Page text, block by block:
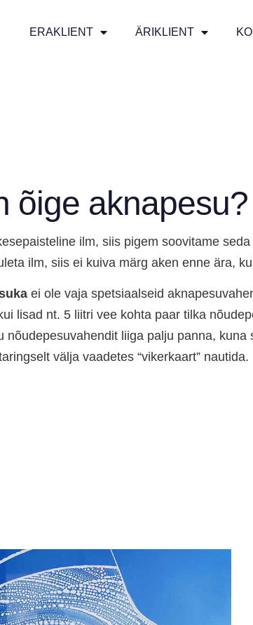
ERAKLIENT ÄRIKLIENT
õige aknapesu?
ilm, siis pigem soovitame
ilm, siis ei kuiva märg aken enne ära,
ei ole vaja spetsiaalseid
lisad nt. 5 liitri vee kohta paar tilka
nõudepesuvahendit liiga palju panna,
välja vaadetes “vikerkaart” nautida.